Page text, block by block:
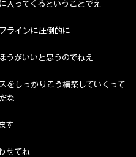
入ってくるということでえ
ラインに圧倒的に
うがいいと思うのでねえ
をしっかりこう構築していくって
な
す
せてね